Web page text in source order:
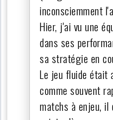
inconsciemment
Hier, j'ai vu une
dans ses
sa stratégie en
Le jeu fluide était
comme souvent
matchs à enjeu, il